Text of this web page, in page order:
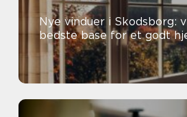
Nye vinduer i Skodsborg:
bedste base for et godt